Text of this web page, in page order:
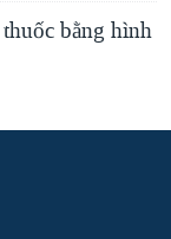
bằng hình